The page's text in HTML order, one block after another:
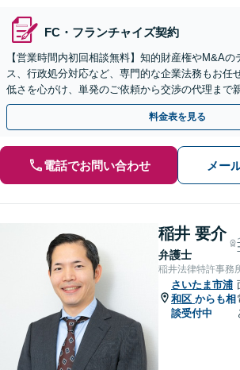
FC・フランチャイズ契約
【営業時間内初回相談無料】知的財産権やM&Aの
ス、行政処分対応など、専門的な企業法務もお任
低さを心がけ、単発のご依頼から交渉の代理まで
す。問題が複雑化する前に気軽にご相談を。
料金表を見る
電話でお問い合わせ メー
稲井 要介
弁護士
稲井法律特許事務
さいたま市浦
和区 からも相
談受付中